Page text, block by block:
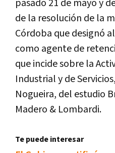
pasado 21 de mayo y
de la resolución de la
Córdoba que designó
como agente de
que incide sobre la
Industrial y de
Nogueira, del estudio
Madero & Lombardi.
Te puede interesar